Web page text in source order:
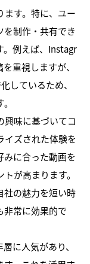
ます。特に、ユー
制作・共有でき
。例えば、Instagr
重視しますが、
しているため、
興味に基づいてコ
イズされた体験を
に合った動画を
が高まります。
社の魅力を短い時
非常に効果的で
に人気があり、